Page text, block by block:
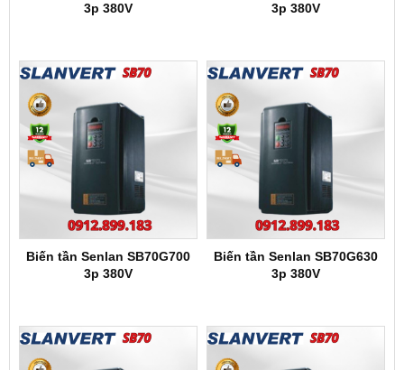
3p 380V
3p 380V
Biến tần Senlan SB70G700
3p 380V
Biến tần Senlan SB70G630
3p 380V